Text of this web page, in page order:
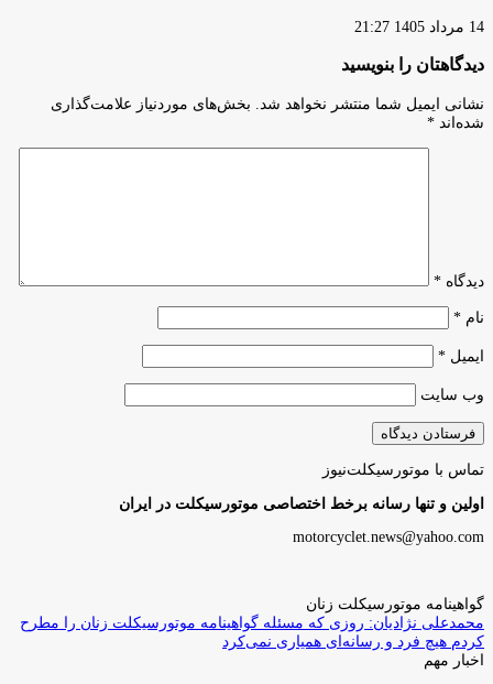
14 مرداد 1405 21:27
دیدگاهتان را بنویسید
نشانی ایمیل شما منتشر نخواهد شد.
بخش‌های موردنیاز علامت‌گذاری
شده‌اند *
دیدگاه *
نام *
ایمیل *
وب‌ سایت
تماس با موتورسیکلت‌نیوز
اولین و تنها رسانه برخط اختصاصی موتورسیکلت در ایران
motorcyclet.news@yahoo.com
گواهینامه موتورسیکلت زنان
محمدعلی نژادیان: روزی که مسئله گواهینامه موتورسیکلت زنان را مطرح
کردم هیچ فرد و رسانه‌ای همیاری نمی‌کرد
اخبار مهم